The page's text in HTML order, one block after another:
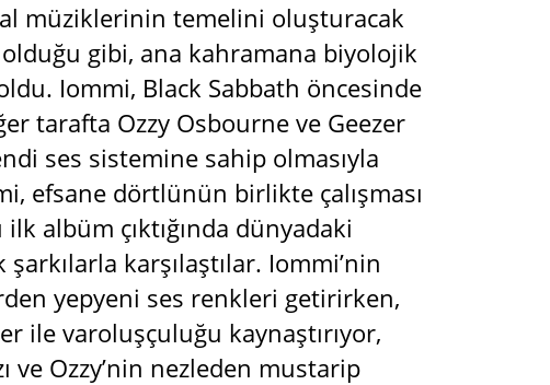
müziklerinin temelini oluşturacak
gibi, ana kahramana biyolojik
Iommi, Black Sabbath öncesinde
tarafta Ozzy Osbourne ve Geezer
ses sistemine sahip olmasıyla
efsane dörtlünün birlikte çalışması
ilk albüm çıktığında dünyadaki
karşılaştılar. Iommi’nin
yepyeni ses renkleri getirirken,
ile varoluşçuluğu kaynaştırıyor,
ve Ozzy’nin nezleden mustarip